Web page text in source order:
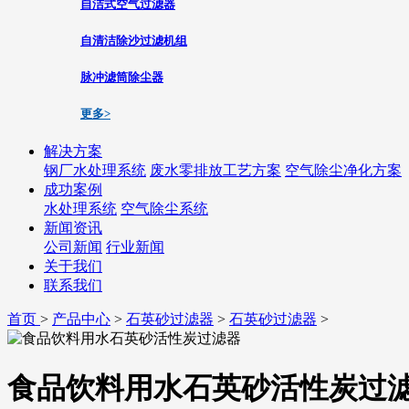
自洁式空气过滤器
自清洁除沙过滤机组
脉冲滤筒除尘器
更多>
解决方案
钢厂水处理系统 废水零排放工艺方案 空气除尘净化方案
成功案例
水处理系统 空气除尘系统
新闻资讯
公司新闻 行业新闻
关于我们
联系我们
首页 > 产品中心 > 石英砂过滤器 > 石英砂过滤器 >
食品饮料用水石英砂活性炭过